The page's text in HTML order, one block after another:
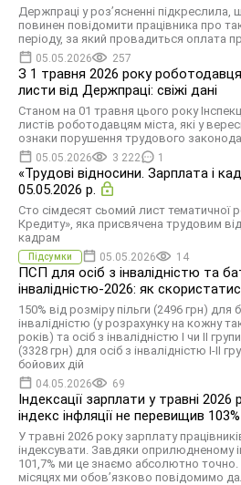
Держпраці у розʼясненні
повинен повідомити працівника про
періоду, за який провадиться оплата
05.05.2026 257
З 1 травня 2026 року
листи від Держпраці: свіжі дані
Станом на 01 травня цього року
листів роботодавцям міста, які у
ознаки порушення трудового
05.05.2026 3 222 1
«Трудові відносини. Зарплата і
05.05.2026 р.
Сто сімдесят сьомий лист тематичної
Кредиту», яка присвячена трудовим
кадрам
Підсумки 05.05.2026 14
ПСП для осіб з інвалідністю та
інвалідністю-2026: як
150% від розміру пільги (2496 грн) для
інвалідністю (у розрахунку на кожну
років) та осіб з інвалідністю I чи II
(3328 грн) для осіб з інвалідністю I-II
бойових дій
04.05.2026 69
Індексації зарплати у травні
індекс інфляції не перевищив 103%
У травні 2026 року зарплату
індексувати. Завдяки оприлюдненому
101,7% ми це знаємо абсолютно точно.
місяцях ми обов’язково повідомимо